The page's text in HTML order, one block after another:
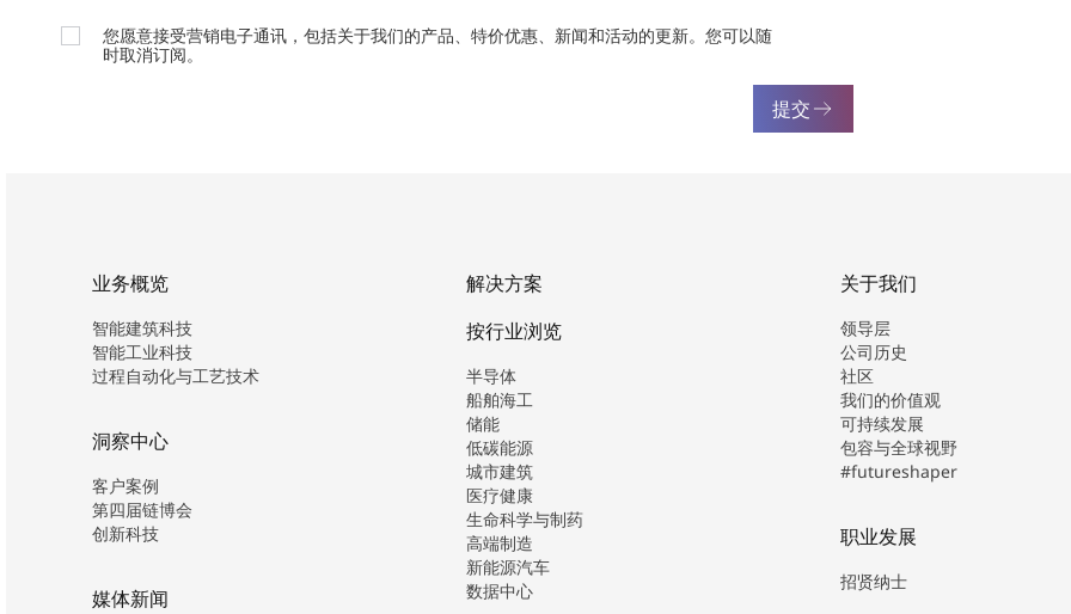
您愿意接受营销电子通讯，包括关于我们的产品、特价优惠、新闻和活动的更新。您可以随
时取消订阅。
提交
业务概览
智能建筑科技
智能工业科技
过程自动化与工艺技术
洞察中心
客户案例
第四届链博会
创新科技
媒体新闻
解决方案
按行业浏览
半导体
船舶海工
储能
低碳能源
城市建筑
医疗健康
生命科学与制药
高端制造
新能源汽车
数据中心
关于我们
领导层
公司历史
社区
我们的价值观
可持续发展
包容与全球视野
#futureshaper
职业发展
招贤纳士